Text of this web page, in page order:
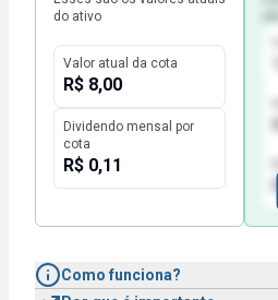
do ativo
Valor atual da cota
R$ 8,00
Dividendo mensal por
cota
R$ 0,11
Como funciona?